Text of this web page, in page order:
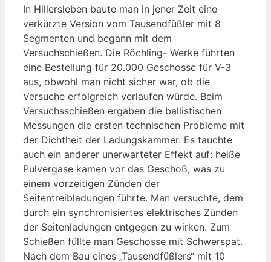
In Hillersleben baute man in jener Zeit eine
verkürzte Version vom Tausendfüßler mit 8
Segmenten und begann mit dem
Versuchschießen. Die Röchling- Werke führten
eine Bestellung für 20.000 Geschosse für V-3
aus, obwohl man nicht sicher war, ob die
Versuche erfolgreich verlaufen würde. Beim
Versuchsschießen ergaben die ballistischen
Messungen die ersten technischen Probleme mit
der Dichtheit der Ladungskammer. Es tauchte
auch ein anderer unerwarteter Effekt auf: heiße
Pulvergase kamen vor das Geschoß, was zu
einem vorzeitigen Zünden der
Seitentreibladungen führte. Man versuchte, dem
durch ein synchronisiertes elektrisches Zünden
der Seitenladungen entgegen zu wirken. Zum
Schießen füllte man Geschosse mit Schwerspat.
Nach dem Bau eines „Tausendfüßlers“ mit 10